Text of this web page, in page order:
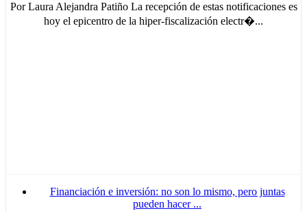
Por Laura Alejandra Patiño La recepción de estas notificaciones es
hoy el epicentro de la hiper-fiscalización electr�...
Financiación e inversión: no son lo mismo, pero juntas
pueden hacer ...
Advertisement